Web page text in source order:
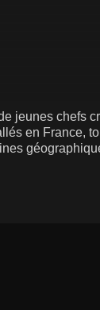
jeunes chefs
en France,